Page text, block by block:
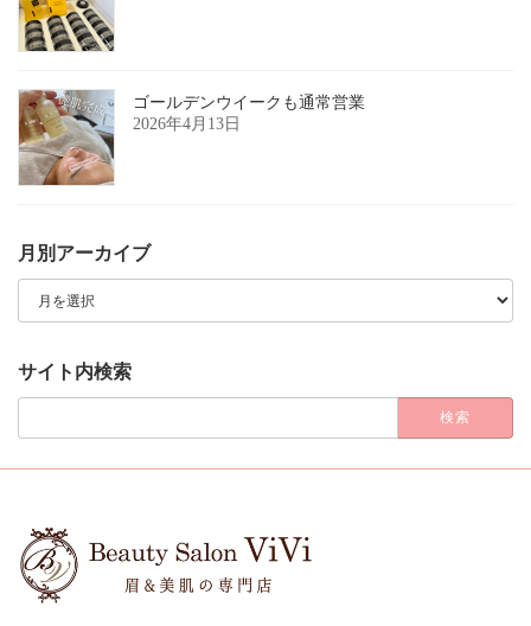
ゴールデンウイークも通常営業
2026年4月13日
月別アーカイブ
イ
ブ
サイト内検索
検